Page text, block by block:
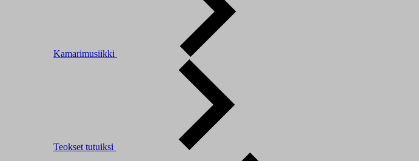
Kamarimusiikki
Teokset tutuiksi